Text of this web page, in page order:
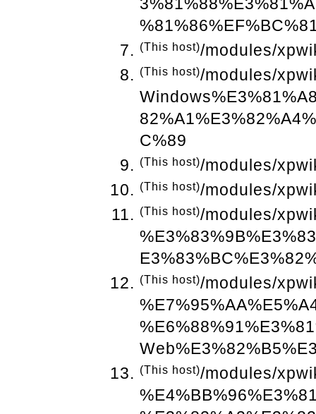
(This host)/modules/
(This host)/modules/
C%89
(This host)/modules/
(This host)/modules/
(This host)/modules/
(This host)/modules/
(This host)/modules/